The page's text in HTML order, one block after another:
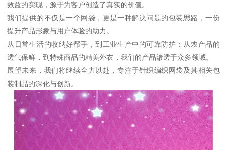
效益的实现，源于为客户创造了真实的价值。
我们提供的不仅是一个网袋，更是一种解决问题的包装思路，一份
提升产品形象与用户体验的助力。
从日常生活的收纳好帮手，到工业生产中的可靠防护；从农产品的
透气保鲜，到特殊商品的精美外衣，我们的产品渗透于众多领域。
展望未来，我们将继续全力以赴，专注于针织编织网袋及其相关包
装制品的深化与创新。